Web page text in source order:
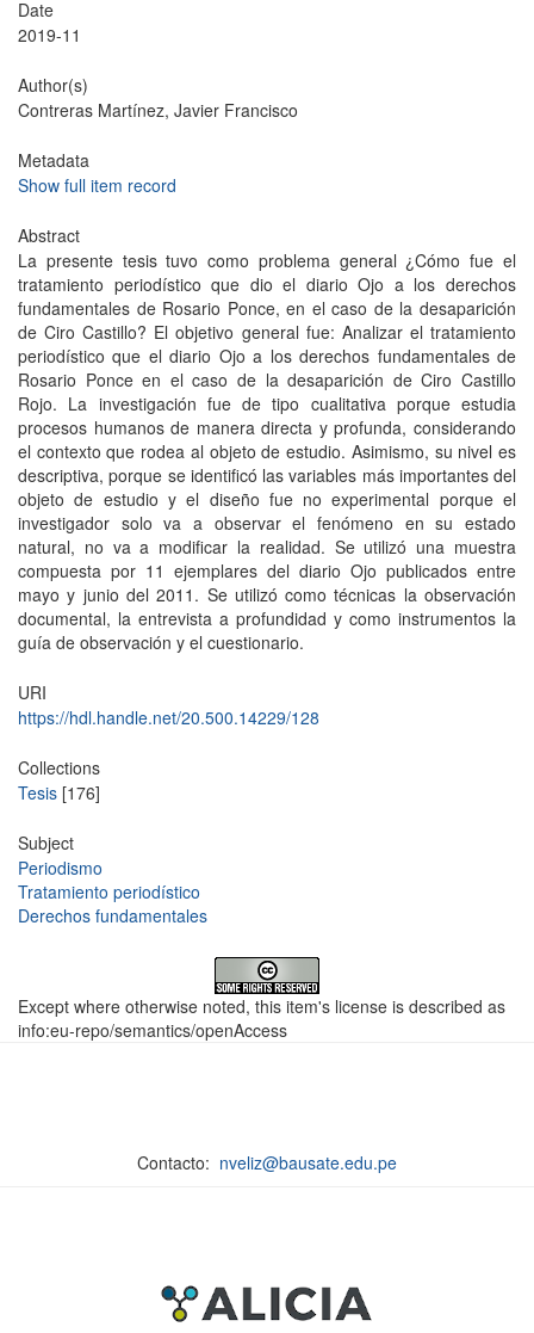
Date
2019-11
Author(s)
Contreras Martínez, Javier Francisco
Metadata
Show full item record
Abstract
La presente tesis tuvo como problema general ¿Cómo fue el
tratamiento periodístico que dio el diario Ojo a los derechos
fundamentales de Rosario Ponce, en el caso de la desaparición
de Ciro Castillo? El objetivo general fue: Analizar el tratamiento
periodístico que el diario Ojo a los derechos fundamentales de
Rosario Ponce en el caso de la desaparición de Ciro Castillo
Rojo. La investigación fue de tipo cualitativa porque estudia
procesos humanos de manera directa y profunda, considerando
el contexto que rodea al objeto de estudio. Asimismo, su nivel es
descriptiva, porque se identificó las variables más importantes del
objeto de estudio y el diseño fue no experimental porque el
investigador solo va a observar el fenómeno en su estado
natural, no va a modificar la realidad. Se utilizó una muestra
compuesta por 11 ejemplares del diario Ojo publicados entre
mayo y junio del 2011. Se utilizó como técnicas la observación
documental, la entrevista a profundidad y como instrumentos la
guía de observación y el cuestionario.
URI
https://hdl.handle.net/20.500.14229/128
Collections
Tesis [176]
Subject
Periodismo
Tratamiento periodístico
Derechos fundamentales
Except where otherwise noted, this item's license is described as
info:eu-repo/semantics/openAccess
Contacto: nveliz@bausate.edu.pe